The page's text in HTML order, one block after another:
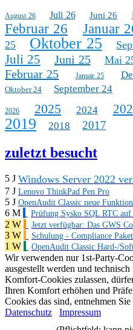
August 26 Juli 26 Juni 26
Februar 26 Januar
25
Oktober 25
Juli 25 Juni 25 Mai
Februar 25 Januar 25
Oktober 24 September 24
2026 2025 2024
2019 2018 2017
zuletzt besucht
5 J Windows Server 2022
7 J Lenovo ThinkPad Pen Pro
5 J OpenAudit Classic neue
6 M Prüfung Sysko SQL RTC auf
2 W Jetzt verfügbar: Das GWS
3 W Schulung - Compliance Paket
1 W OpenAudit Classic Hard-/
Wir verwenden nur 1st-Party-
ausgestellt werden und
Komfort-Cookies zulassen,
Ihren Komfort erhöhen und
Cookies das sind, entnehmen Sie
Datenschutz
Impressum